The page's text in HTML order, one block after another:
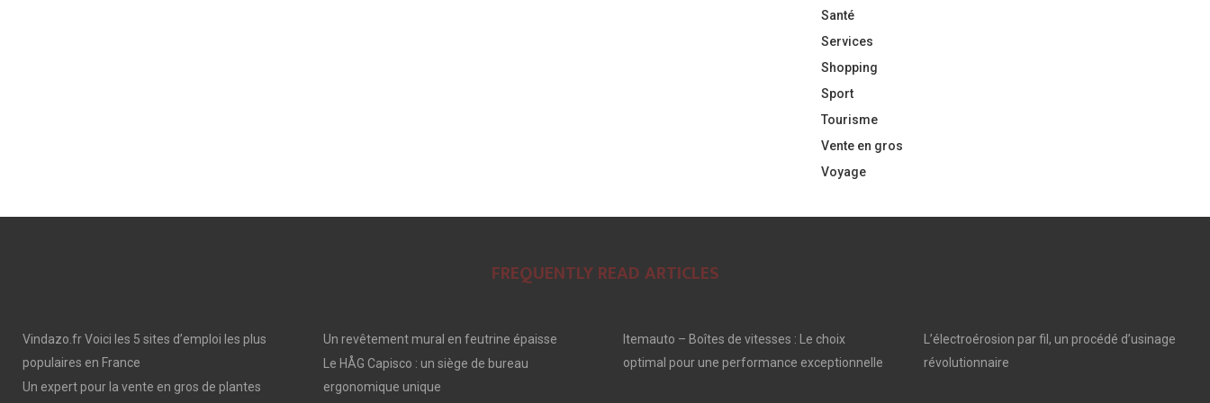
Santé
Services
Shopping
Sport
Tourisme
Vente en gros
Voyage
FREQUENTLY READ ARTICLES
Vindazo.fr Voici les 5 sites d’emploi les plus
populaires en France
Un expert pour la vente en gros de plantes
Un revêtement mural en feutrine épaisse
Le HÅG Capisco : un siège de bureau
ergonomique unique
Itemauto – Boîtes de vitesses : Le choix
optimal pour une performance exceptionnelle
L’électroérosion par fil, un procédé d’usinage
révolutionnaire